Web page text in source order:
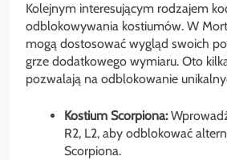
Kolejnym interesującym rodzajem
odblokowywania kostiumów. W
mogą dostosować wygląd swoich
grze dodatkowego wymiaru. Oto
pozwalają na odblokowanie
Kostium Scorpiona:
R2, L2, aby odblokować
Scorpiona.